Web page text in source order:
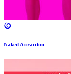
Naked Attraction